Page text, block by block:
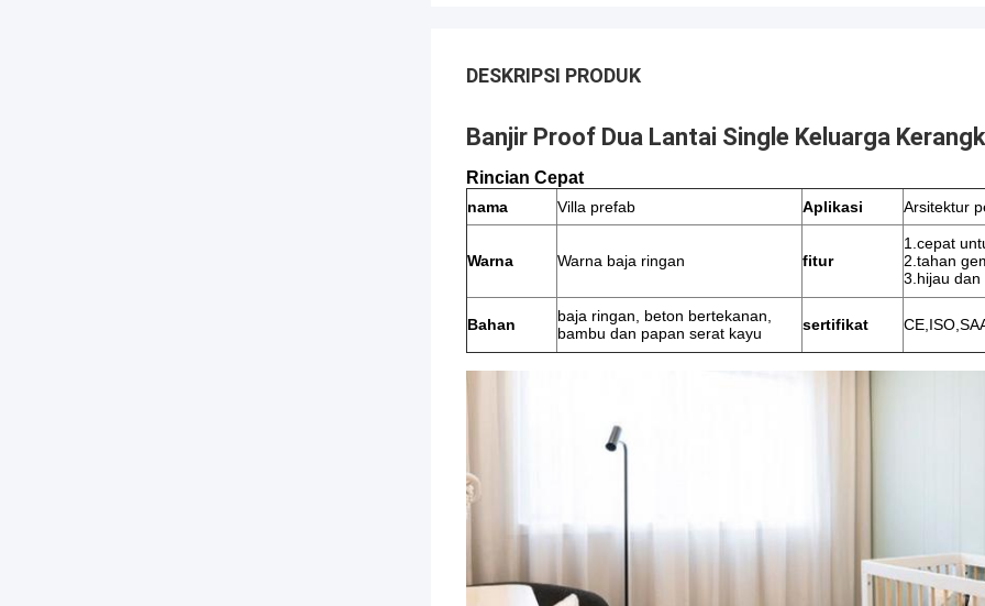
DESKRIPSI PRODUK
Banjir Proof Dua Lantai Single Keluarga
Rincian Cepat
nama Villa prefab Aplikasi Arsitektur
Warna Warna baja ringan fitur
1.cepat
2.tahan
3.hijau
Bahan
baja ringan, beton bertekanan,
bambu dan papan serat kayu
sertifikat